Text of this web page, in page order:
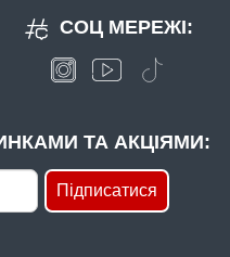
ТА АКЦІЯМИ:
Підписатися
СОЦ МЕРЕЖІ: